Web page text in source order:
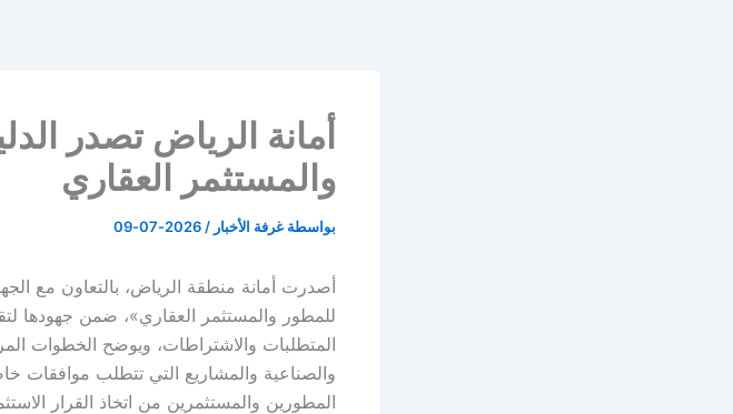
أمانة الرياض تصدر
والمستثمر العقاري
بواسطة غرفة الأخبار /
2026-07-09
أصدرت أمانة منطقة الرياض، بالتعاون مع
للمطور والمستثمر العقاري»، ضمن جهودها
المتطلبات والاشتراطات، ويوضح الخطوات
والصناعية والمشاريع التي تتطلب موافقات
المطورين والمستثمرين من اتخاذ القرار